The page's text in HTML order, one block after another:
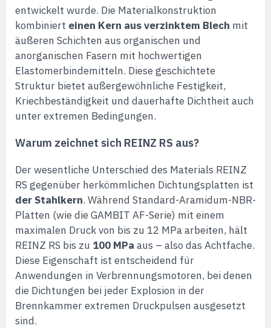
entwickelt wurde. Die Materialkonstruktion
kombiniert einen Kern aus verzinktem Blech mit
äußeren Schichten aus organischen und
anorganischen Fasern mit hochwertigen
Elastomerbindemitteln. Diese geschichtete
Struktur bietet außergewöhnliche Festigkeit,
Kriechbeständigkeit und dauerhafte Dichtheit auch
unter extremen Bedingungen.
Warum zeichnet sich REINZ RS aus?
Der wesentliche Unterschied des Materials REINZ
RS gegenüber herkömmlichen Dichtungsplatten ist
der Stahlkern. Während Standard-Aramidum-NBR-
Platten (wie die GAMBIT AF-Serie) mit einem
maximalen Druck von bis zu 12 MPa arbeiten, hält
REINZ RS bis zu 100 MPa aus – also das Achtfache.
Diese Eigenschaft ist entscheidend für
Anwendungen in Verbrennungsmotoren, bei denen
die Dichtungen bei jeder Explosion in der
Brennkammer extremen Druckpulsen ausgesetzt
sind.